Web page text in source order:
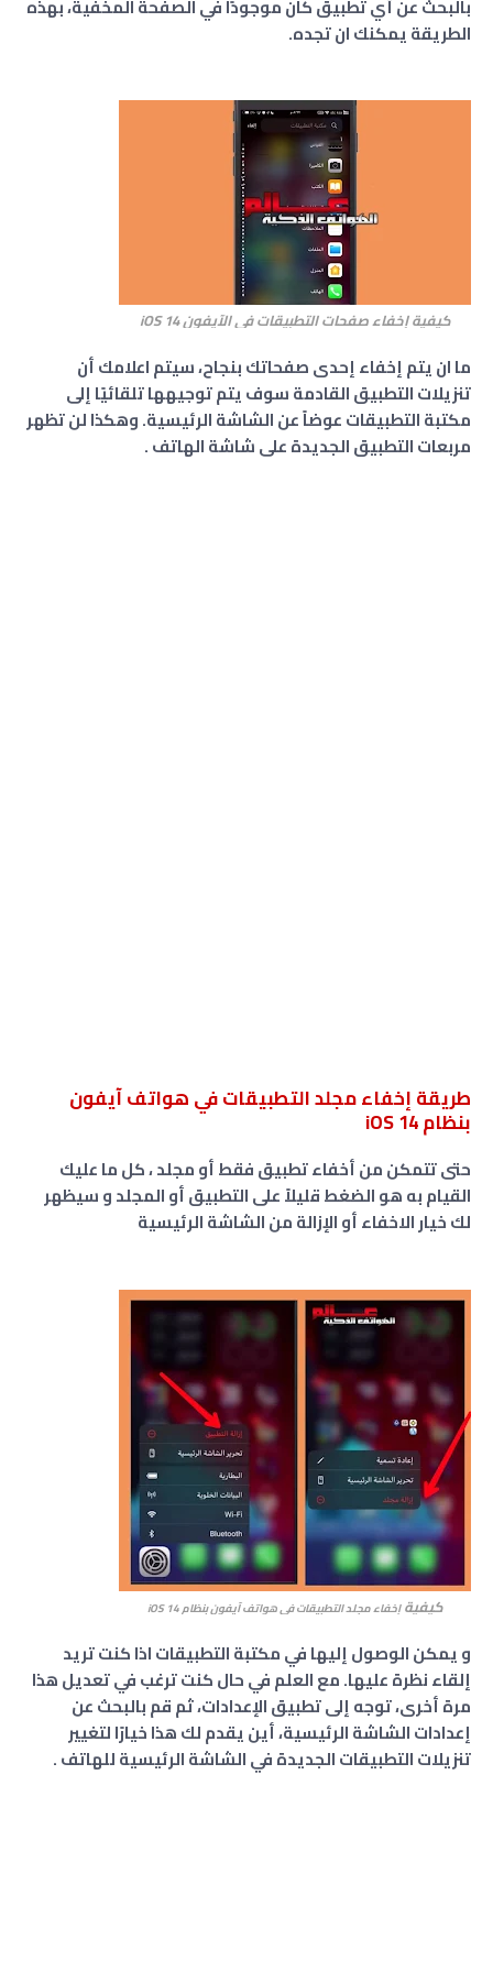
بالبحث عن أي تطبيق كان موجودًا في الصفحة المخفية، بهذه
الطريقة يمكنك ان تجده.
كيفية إخفاء صفحات التطبيقات في الآيفون iOS 14
ما ان يتم إخفاء إحدى صفحاتك بنجاح، سيتم اعلامك أن
تنزيلات التطبيق القادمة سوف يتم توجيهها تلقائيًا إلى
مكتبة التطبيقات عوضاً عن الشاشة الرئيسية. وهكذا لن تظهر
مربعات التطبيق الجديدة على شاشة الهاتف .
طريقة إخفاء مجلد التطبيقات في هواتف آيفون
بنظام iOS 14
حتى تتمكن من أخفاء تطبيق فقط أو مجلد ، كل ما عليك
القيام به هو الضغط قليلاً على التطبيق أو المجلد و سيظهر
لك خيار الاخفاء أو الإزالة من الشاشة الرئيسية
كيفيةإخفاء مجلد التطبيقات في هواتف آيفون بنظام iOS 14
و يمكن الوصول إليها في مكتبة التطبيقات اذا كنت تريد
إلقاء نظرة عليها. مع العلم في حال كنت ترغب في تعديل هذا
مرة أخرى، توجه إلى تطبيق الإعدادات، ثم قم بالبحث عن
إعدادات الشاشة الرئيسية، أين يقدم لك هذا خيارًا لتغيير
تنزيلات التطبيقات الجديدة في الشاشة الرئيسية للهاتف .